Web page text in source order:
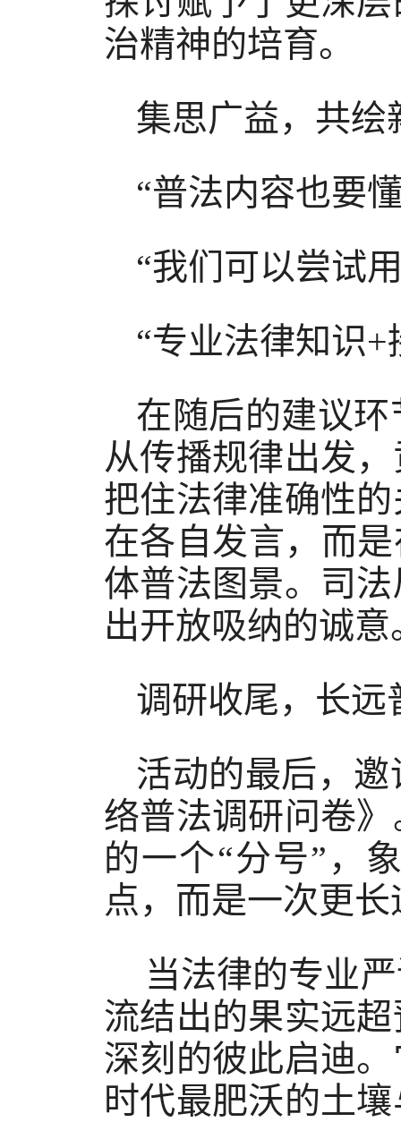
治精神的培育。
集思广益，共绘
“普法内容也要
“我们可以尝试
“专业法律知识
在随后的建议
从传播规律出发
把住法律准确性
在各自发言，而
体普法图景。司
出开放吸纳的诚意
调研收尾，长远
活动的最后，
络普法调研问卷
的一个“分号”，
点，而是一次更
当法律的专业
流结出的果实远
深刻的彼此启迪
时代最肥沃的土